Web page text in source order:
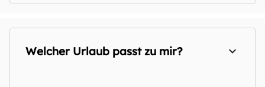
Welcher Urlaub passt zu mir?